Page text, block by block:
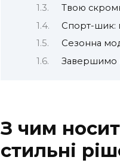
Твою
Спорт-шик:
Сезонна
Завершимо
З чим
стильні